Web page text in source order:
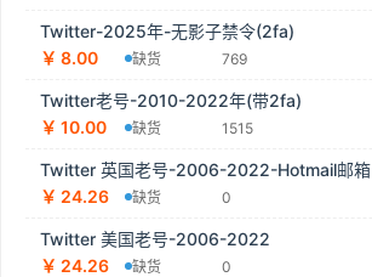
Twitter-2025年-无影子禁令(2fa)
￥ 8.00
缺货 769
Twitter老号-2010-2022年(带2fa)
￥ 10.00
缺货 1515
Twitter 英国老号-2006-2022-Hotmail邮箱
￥ 24.26
缺货 0
Twitter 美国老号-2006-2022
￥ 24.26
缺货 0